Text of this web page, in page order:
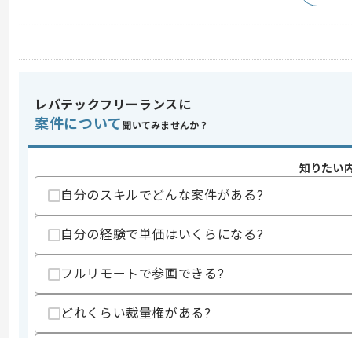
スキル
歓迎スキル
・Scalaを用いた開発経験
上記に似た経験やスキルをお持ちであれば申
精算・お支払い
精算条件
有
精算基準時間
支払いサイト
15日
レバテックフリーランスに
案件について 聞いてみませんか？
知りたい
自分のスキルでどんな案件がある?
自分の経験で単価はいくらになる?
フルリモートで参画できる?
どれくらい裁量権がある?